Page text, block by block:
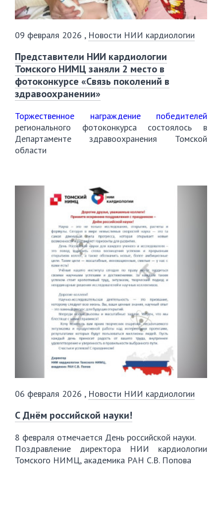
09 февраля 2026 , Новости НИИ кардиологии
Представители НИИ кардиологии
Томского НИМЦ заняли 2 место в
фотоконкурсе «Связь поколений в
здравоохранении»
Торжественное награждение победителей
регионального фотоконкурса состоялось в
Департаменте здравоохранения Томской
области
06 февраля 2026 , Новости НИИ кардиологии
С Днём российской науки!
8 февраля отмечается День российской науки.
Поздравление директора НИИ кардиологии
Томского НИМЦ, академика РАН С.В. Попова